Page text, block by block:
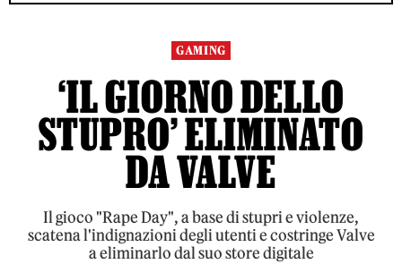
GAMING
‘IL GIORNO DELLO
STUPRO’ ELIMINATO
DA VALVE
Il gioco "Rape Day", a base di stupri e violenze,
scatena l'indignazioni degli utenti e costringe Valve
a eliminarlo dal suo store digitale